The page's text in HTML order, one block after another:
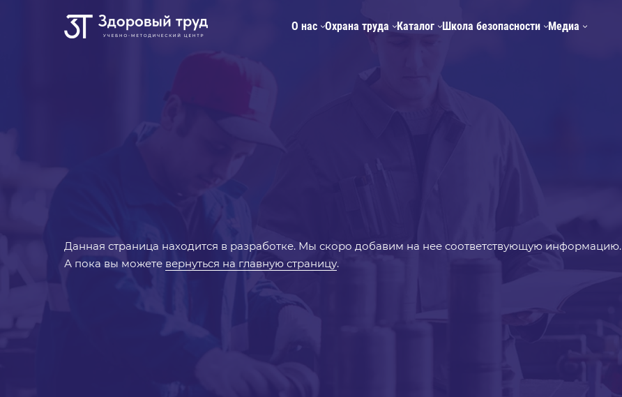
О нас Охрана труда Каталог Школа безопасности Медиа
Данная страница находится в разработке. Мы скоро добавим на нее соответствующую информацию.
А пока вы можете вернуться на главную страницу.